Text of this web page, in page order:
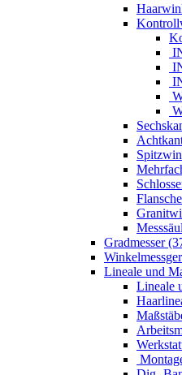
Gradmesser
Lineale und
Lineale